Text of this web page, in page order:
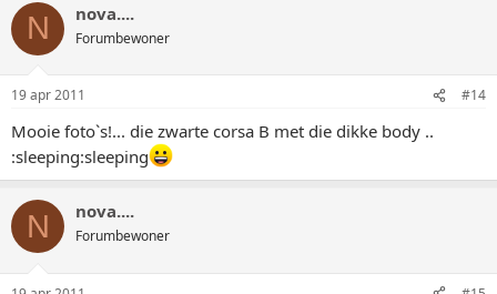
N nova....
Forumbewoner
19 apr 2011 #14
Mooie foto`s!... die zwarte corsa B met die dikke body ..
:sleeping:sleeping
N nova....
Forumbewoner